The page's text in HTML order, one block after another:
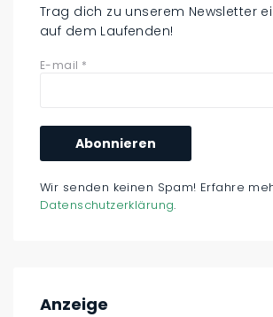
Trag dich zu unserem Newsletter
auf dem Laufenden!
E-mail *
Wir senden keinen Spam! Erfahre
Datenschutzerklärung.
Anzeige